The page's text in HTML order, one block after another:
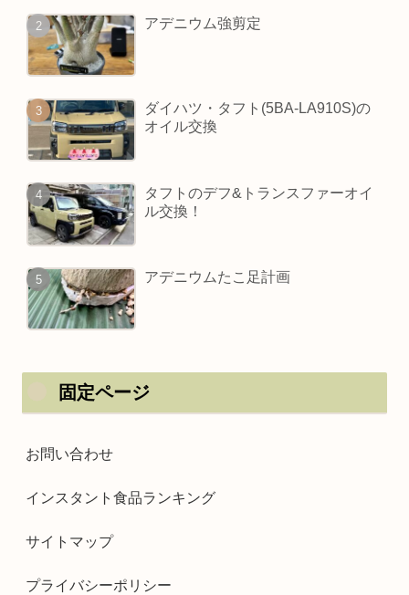
アデニウム強剪定
ダイハツ・タフト(5BA-LA910S)の
オイル交換
タフトのデフ&トランスファーオイ
ル交換！
アデニウムたこ足計画
固定ページ
お問い合わせ
インスタント食品ランキング
サイトマップ
プライバシーポリシー